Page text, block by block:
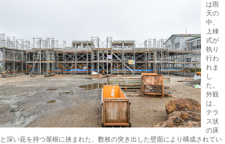
は雨
天の
中、
上棟
式が
執り
行わ
れま
し
た。
外観
は、
テラ
ス状
の床
と深い庇を持つ屋根に挟まれた、数枚の突き出した壁面により構成されてい